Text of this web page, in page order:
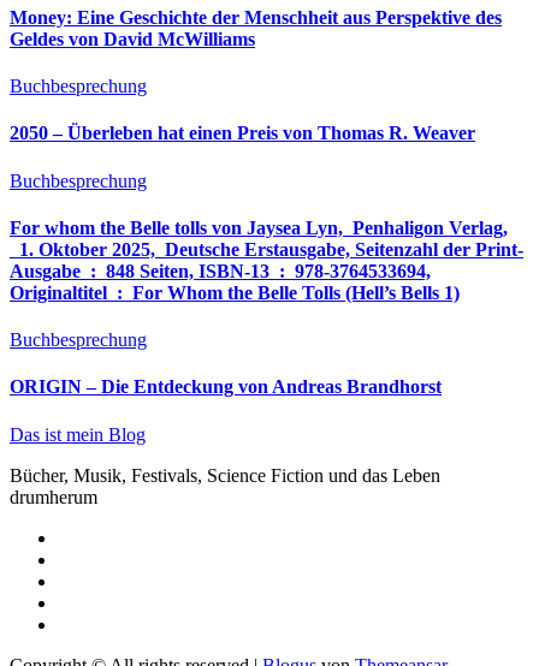
Money: Eine Geschichte der Menschheit aus Perspektive des
Geldes von David McWilliams
Buchbesprechung
2050 – Überleben hat einen Preis von Thomas R. Weaver
Buchbesprechung
For whom the Belle tolls von Jaysea Lyn, ‎ Penhaligon Verlag,
‎ 1. Oktober 2025, ‎ Deutsche Erstausgabe, Seitenzahl der Print-
Ausgabe ‏ : ‎ 848 Seiten, ISBN-13 ‏ : ‎ 978-3764533694,
Originaltitel ‏ : ‎ For Whom the Belle Tolls (Hell’s Bells 1)
Buchbesprechung
ORIGIN – Die Entdeckung von Andreas Brandhorst
Das ist mein Blog
Bücher, Musik, Festivals, Science Fiction und das Leben
drumherum